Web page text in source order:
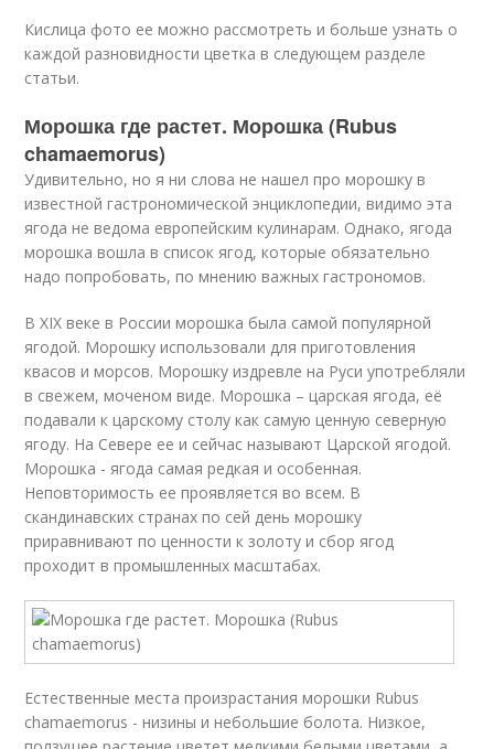
Кислица фото ее можно рассмотреть и больше узнать о
каждой разновидности цветка в следующем разделе
статьи.
Морошка где растет. Морошка (Rubus
chamaemorus)
Удивительно, но я ни слова не нашел про морошку в
известной гастрономической энциклопедии, видимо эта
ягода не ведома европейским кулинарам. Однако, ягода
морошка вошла в список ягод, которые обязательно
надо попробовать, по мнению важных гастрономов.
В XIX веке в России морошка была самой популярной
ягодой. Морошку использовали для приготовления
квасов и морсов. Морошку издревле на Руси употребляли
в свежем, моченом виде. Морошка – царская ягода, её
подавали к царскому столу как самую ценную северную
ягоду. На Севере ее и сейчас называют Царской ягодой.
Морошка - ягода самая редкая и особенная.
Неповторимость ее проявляется во всем. В
скандинавских странах по сей день морошку
приравнивают по ценности к золоту и сбор ягод
проходит в промышленных масштабах.
Естественные места произрастания морошки Rubus
chamaemorus - низины и небольшие болота. Низкое,